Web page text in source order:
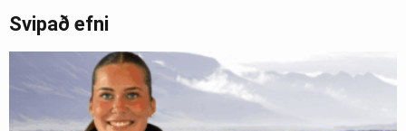
Svipað efni